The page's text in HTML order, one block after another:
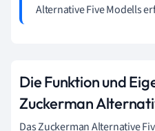
Alternative Five Modells
Die Funktion und
Zuckerman
Das Zuckerman Alternative